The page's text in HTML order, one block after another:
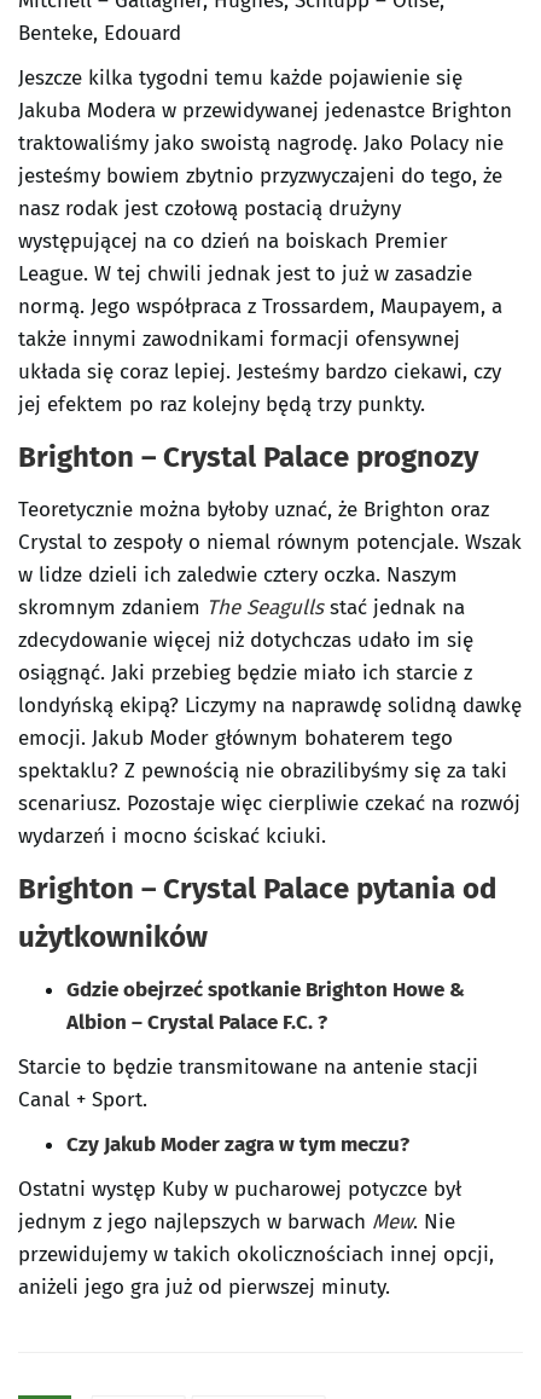
Benteke, Edouard
Jeszcze kilka tygodni temu każde pojawienie się
Jakuba Modera w przewidywanej jedenastce Brighton
traktowaliśmy jako swoistą nagrodę. Jako Polacy nie
jesteśmy bowiem zbytnio przyzwyczajeni do tego, że
nasz rodak jest czołową postacią drużyny
występującej na co dzień na boiskach Premier
League. W tej chwili jednak jest to już w zasadzie
normą. Jego współpraca z Trossardem, Maupayem, a
także innymi zawodnikami formacji ofensywnej
układa się coraz lepiej. Jesteśmy bardzo ciekawi, czy
jej efektem po raz kolejny będą trzy punkty.
Brighton – Crystal Palace prognozy
Teoretycznie można byłoby uznać, że Brighton oraz
Crystal to zespoły o niemal równym potencjale. Wszak
w lidze dzieli ich zaledwie cztery oczka. Naszym
skromnym zdaniem The Seagullsstać jednak na
zdecydowanie więcej niż dotychczas udało im się
osiągnąć. Jaki przebieg będzie miało ich starcie z
londyńską ekipą? Liczymy na naprawdę solidną dawkę
emocji. Jakub Moder głównym bohaterem tego
spektaklu? Z pewnością nie obrazilibyśmy się za taki
scenariusz. Pozostaje więc cierpliwie czekać na rozwój
wydarzeń i mocno ściskać kciuki.
Brighton – Crystal Palace pytania od
użytkowników
Gdzie obejrzeć spotkanie Brighton Howe &
Albion – Crystal Palace F.C. ?
Starcie to będzie transmitowane na antenie stacji
Canal + Sport.
Czy Jakub Moder zagra w tym meczu?
Ostatni występ Kuby w pucharowej potyczce był
jednym z jego najlepszych w barwach Mew. Nie
przewidujemy w takich okolicznościach innej opcji,
aniżeli jego gra już od pierwszej minuty.